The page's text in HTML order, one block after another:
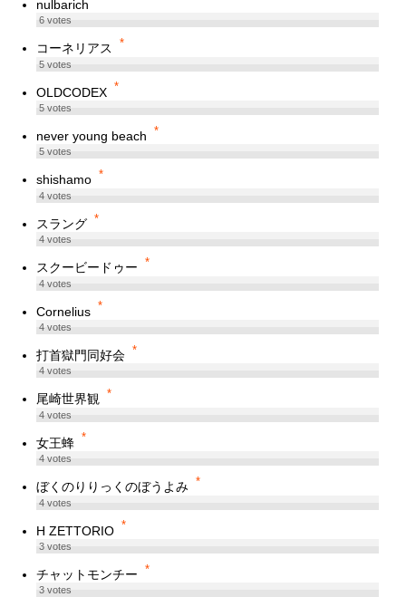
nulbarich
6votes
コーネリアス *
5votes
OLDCODEX *
5votes
never young beach *
5votes
shishamo *
4votes
スラング *
4votes
スクービードゥー *
4votes
Cornelius *
4votes
打首獄門同好会 *
4votes
尾崎世界観 *
4votes
女王蜂 *
4votes
ぼくのりりっくのぼうよみ *
4votes
H ZETTORIO *
3votes
チャットモンチー *
3votes